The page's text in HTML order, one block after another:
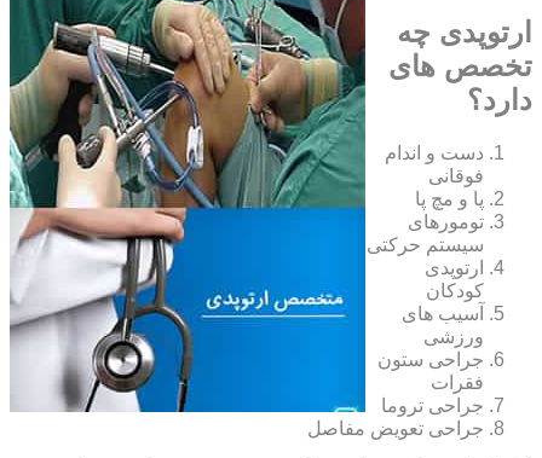
ارتوپدی چه
تخصص های
دارد؟
دست و اندام
فوقانی
پا و مچ پا
تومورهای
سیستم حرکتی
ارتوپدی
کودکان
آسیب های
ورزشی
جراحی ستون
فقرات
جراحی تروما
جراحی تعویض مفاصل